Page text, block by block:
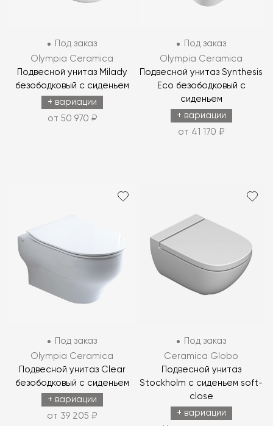
Под заказ
Olympia Ceramica
Подвесной унитаз Milady
безободковый с сиденьем
+ вариации
от 50 970 ₽
Под заказ
Olympia Ceramica
Подвесной унитаз Synthesis
Eco безободковый с
сиденьем
+ вариации
от 41 170 ₽
Под заказ
Olympia Ceramica
Подвесной унитаз Clear
безободковый с сиденьем
+ вариации
от 39 205 ₽
Под заказ
Ceramica Globo
Подвесной унитаз
Stockholm с сиденьем soft-
close
+ вариации